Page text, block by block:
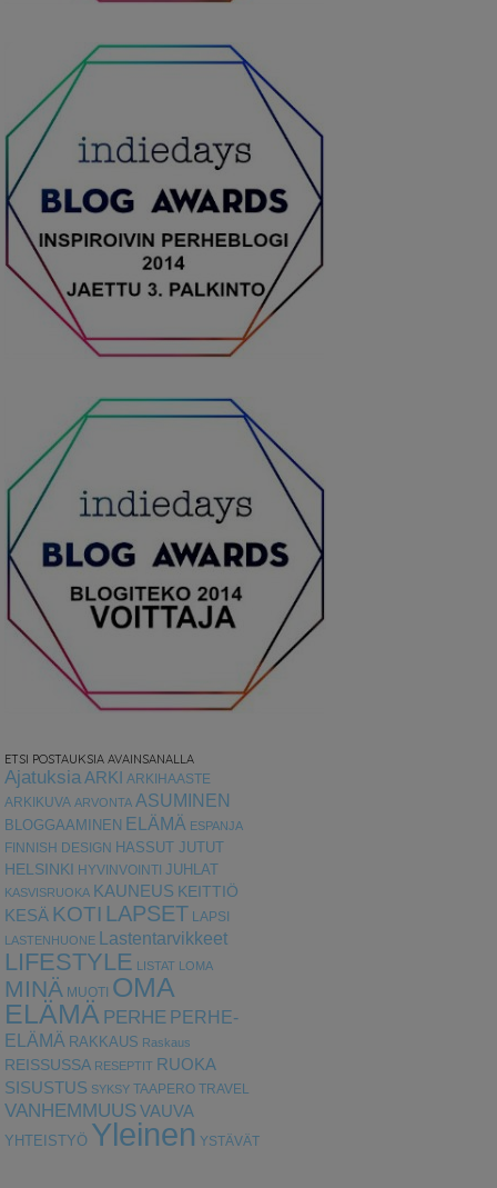
ETSI POSTAUKSIA AVAINSANALLA
AjatuksiaARKI ARKIHAASTE
ARKIKUVA ARVONTA ASUMINEN
BLOGGAAMINEN ELÄMÄ ESPANJA
FINNISH DESIGN HASSUT JUTUT
HELSINKI
HYVINVOINTI JUHLAT
KASVISRUOKA KAUNEUS KEITTIÖ
KESÄ KOTI LAPSET LAPSI
LASTENHUONE Lastentarvikkeet
LIFESTYLE LISTAT LOMA
MINÄ MUOTI OMA
ELÄMÄ PERHE PERHE-
ELÄMÄ RAKKAUS Raskaus
REISSUSSA RESEPTIT RUOKA
SISUSTUS SYKSY TAAPERO TRAVEL
VANHEMMUUS VAUVA
YHTEISTYÖ Yleinen YSTÄVÄT